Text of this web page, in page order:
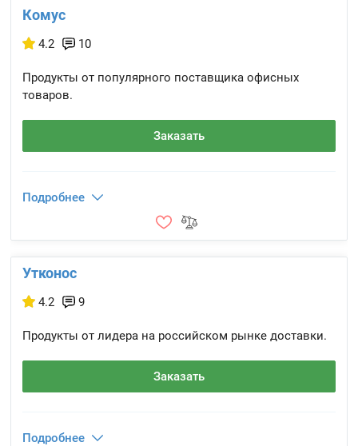
Комус
4.2 10
Продукты от популярного поставщика офисных
товаров.
Заказать
Подробнее
Утконос
4.2 9
Продукты от лидера на российском рынке доставки.
Заказать
Подробнее